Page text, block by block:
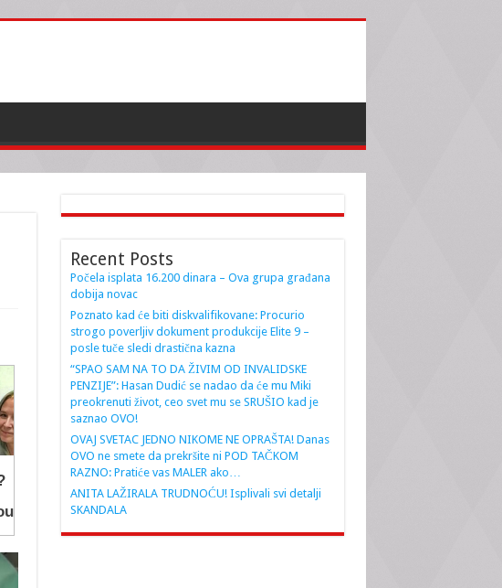
Recent Posts
Počela isplata 16.200 dinara – Ova grupa građana
dobija novac
Poznato kad će biti diskvalifikovane: Procurio
strogo poverljiv dokument produkcije Elite 9 –
posle tuče sledi drastična kazna
“SPAO SAM NA TO DA ŽIVIM OD INVALIDSKE
PENZIJE”: Hasan Dudić se nadao da će mu Miki
preokrenuti život, ceo svet mu se SRUŠIO kad je
saznao OVO!
OVAJ SVETAC JEDNO NIKOME NE OPRAŠTA! Danas
OVO ne smete da prekršite ni POD TAČKOM
RAZNO: Pratiće vas MALER ako…
ANITA LAŽIRALA TRUDNOĆU! Isplivali svi detalji
SKANDALA